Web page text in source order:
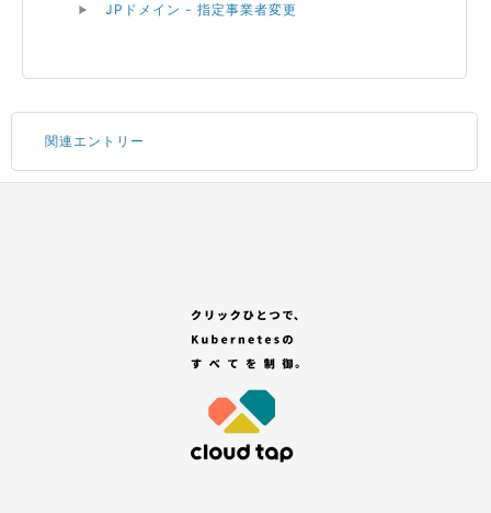
JPドメイン - 指定事業者変更
関連エントリー
「セレクトプラン(有償プラン)」を選択する